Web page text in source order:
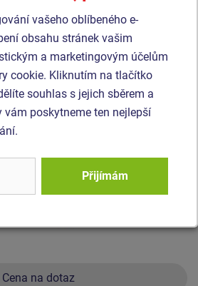
- celokovová (v.p. 1,5 m)
Cena na dotaz
vašeho oblíbeného e-
obsahu stránek vašim
a marketingovým účelům
cookie. Kliknutím na tlačítko
souhlas s jejich sběrem a
poskytneme ten nejlepší
Přijímám